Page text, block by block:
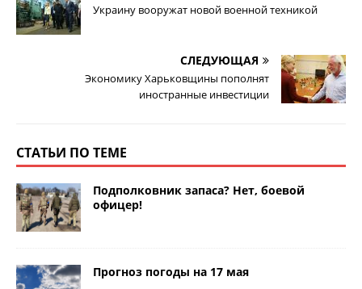
Украину вооружат новой военной техникой
СЛЕДУЮЩАЯ
Экономику Харьковщины пополнят
иностранные инвестиции
СТАТЬИ ПО ТЕМЕ
Подполковник запаса? Нет, боевой
офицер!
Прогноз погоды на 17 мая